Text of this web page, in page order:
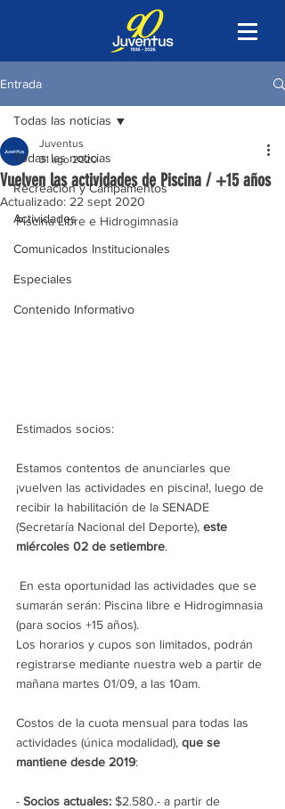
Entrada
Todas las noticias
Recreación y Campamentos
Actividades
Comunicados Institucionales
Especiales
Contenido Informativo
Todas las noticias
Vuelven las actividades de Piscina / +15 años
Juventus
31 ago 2020
Actualizado: 22 sept 2020
Piscina Libre e Hidrogimnasia
Estimados socios:
Estamos contentos de anunciarles que
¡vuelven las actividades en piscina!, luego de
recibir la habilitación de la SENADE
(Secretaría Nacional del Deporte), este
miércoles 02 de setiembre.
sumarán serán: Piscina libre e Hidrogimnasia
(para socios +15 años).
Los horarios y cupos son limitados, podrán
registrarse mediante nuestra web a partir de
mañana martes 01/09, a las 10am.
Costos de la cuota mensual para todas las
actividades (única modalidad), que se
mantiene desde 2019:
- Socios actuales: $2.580.- a partir de